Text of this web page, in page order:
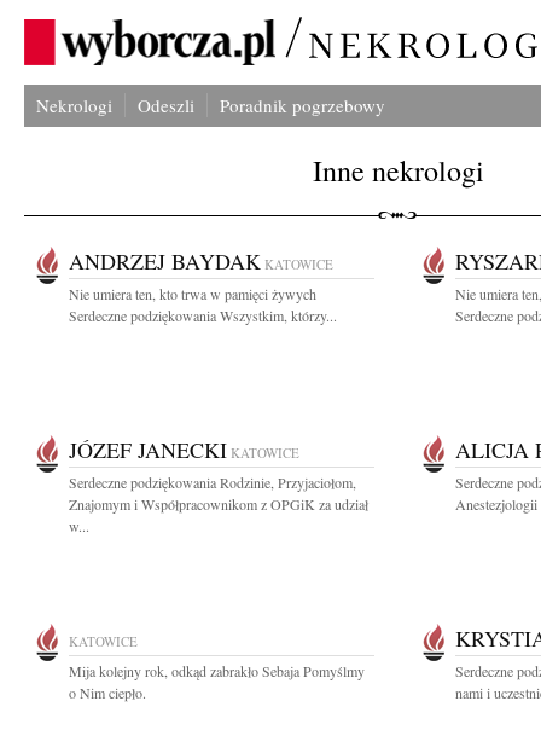
Nekrologi Odeszli Poradnik pogrzebowy
Inne nekrologi
ANDRZEJ BAYDAK KATOWICE
Nie umiera ten, kto trwa w pamięci żywych
Serdeczne podziękowania Wszystkim, którzy...
Nie umiera
Serdeczne
JÓZEF JANECKI KATOWICE
Serdeczne podziękowania Rodzinie, Przyjaciołom,
Znajomym i Współpracownikom z OPGiK za udział
w...
ALICJA
Serdeczne
KATOWICE
Mija kolejny rok, odkąd zabrakło Sebaja Pomyślmy
o Nim ciepło.
Serdeczne
nami i